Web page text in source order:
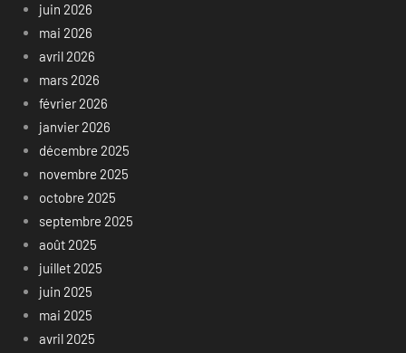
juin 2026
mai 2026
avril 2026
mars 2026
février 2026
janvier 2026
décembre 2025
novembre 2025
octobre 2025
septembre 2025
août 2025
juillet 2025
juin 2025
mai 2025
avril 2025